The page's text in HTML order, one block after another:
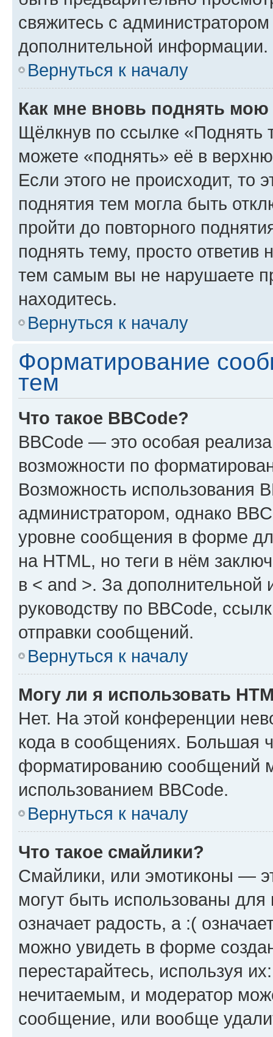
свяжитесь с
дополнительной информации.
Вернуться к началу
Как мне вновь поднять мою
Щёлкнув по ссылке «Поднять
можете «поднять» её в
Если этого не происходит, то
поднятия тем могла быть
пройти до повторного
поднять тему, просто ответив
тем самым вы не нарушаете
находитесь.
Вернуться к началу
Форматирование
тем
Что такое BBCode?
BBCode — это особая
возможности по
Возможность использования
администратором, однако
уровне сообщения в форме
на HTML, но теги в нём
в < and >. За
руководству по BBCode,
отправки сообщений.
Вернуться к началу
Могу ли я использовать
Нет. На этой конференции
кода в сообщениях. Большая
форматированию сообщений
использованием BBCode.
Вернуться к началу
Что такое смайлики?
Смайлики, или эмотиконы —
могут быть использованы
означает радость, а :(
можно увидеть в форме
перестарайтесь, используя
нечитаемым, и модератор
сообщение, или вообще